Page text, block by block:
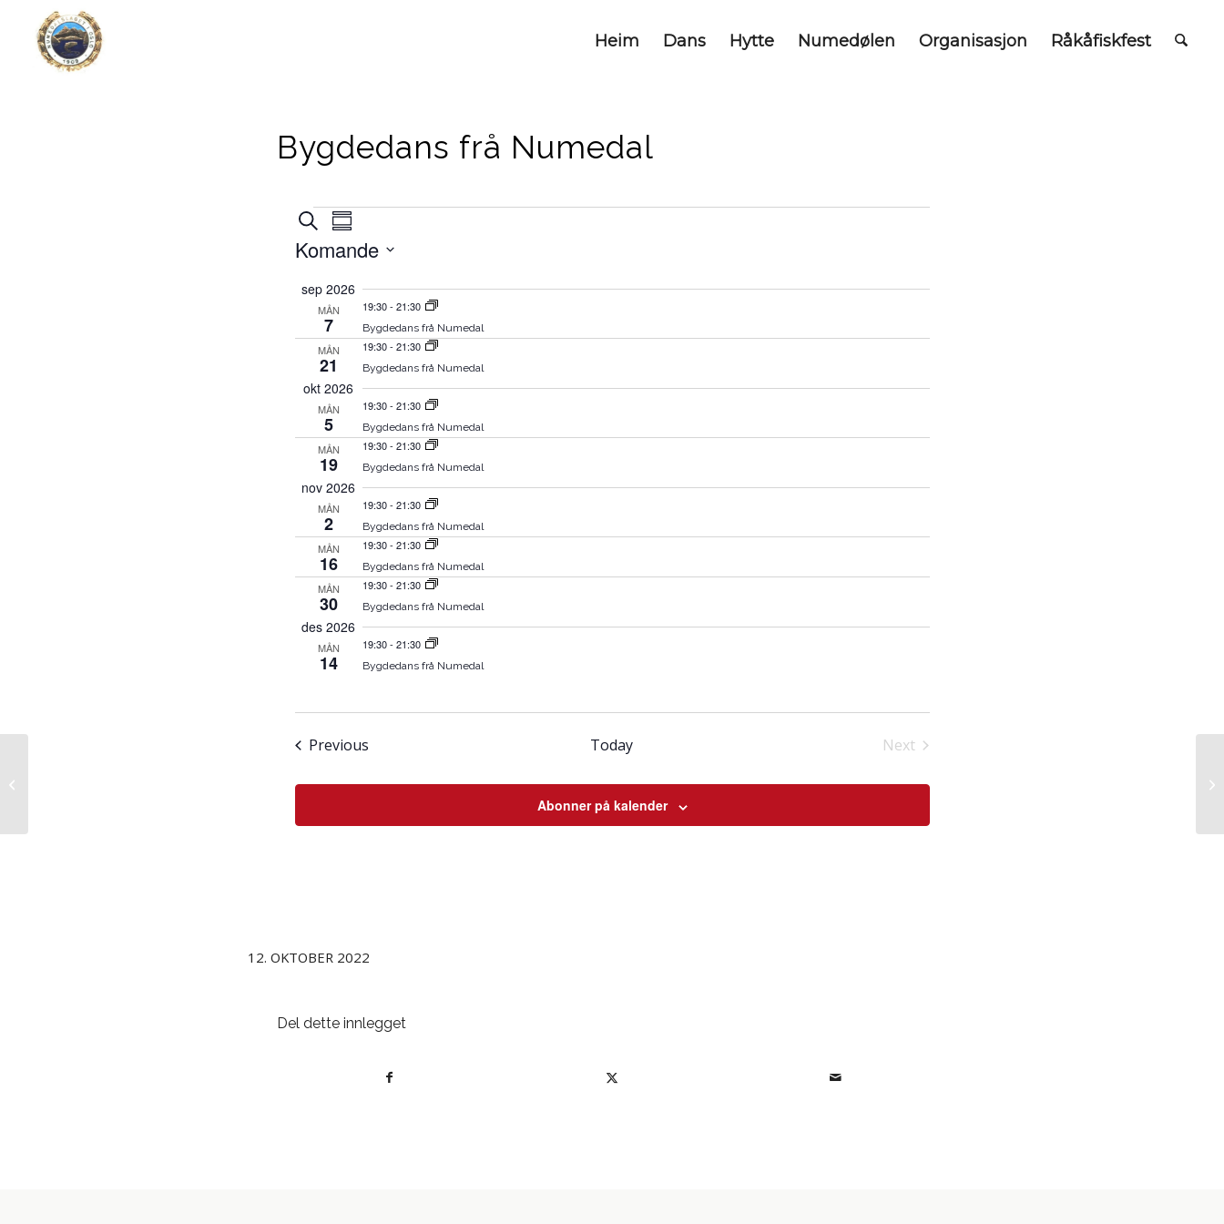
Heim Dans Hytte Numedølen Organisasjon Råkåfiskfest
Bygdedans frå Numedal
Hendingar
Hendingar
søk
og
visingsnavigasjon
Søk
Hending
visingsnavigasjon
Summary
Komande
date.
sep 2026
MÅN
7
19:30- 21:30
Bygdedans frå Numedal
MÅN
21
19:30- 21:30
Bygdedans frå Numedal
okt 2026
MÅN
5
19:30- 21:30
Bygdedans frå Numedal
MÅN
19
19:30- 21:30
Bygdedans frå Numedal
nov 2026
MÅN
2
19:30- 21:30
Bygdedans frå Numedal
MÅN
16
19:30- 21:30
Bygdedans frå Numedal
MÅN
30
19:30- 21:30
Bygdedans frå Numedal
des 2026
MÅN
14
19:30- 21:30
Bygdedans frå Numedal
PreviousHendingar Today
Next
Abonner på kalender
12. OKTOBER 2022
Del dette innlegget